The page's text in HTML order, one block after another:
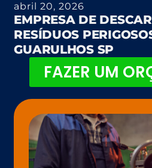
abril 20, 2026
EMPRESA DE
RESÍDUOS
GUARULHOS SP
FAZER UM